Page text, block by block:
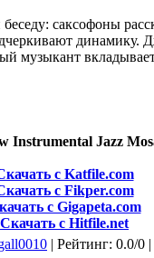
саксофоны
динамику.
музыкант
Instrumental Jazz
с Katfile.com
с Fikper.com
с Gigapeta.com
Скачать с Hitfile.net
| Рейтинг: 0.0/0 |